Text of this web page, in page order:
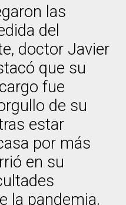
las
del
doctor Javier
que su
fue
de su
estar
por más
en su
la pandemia,